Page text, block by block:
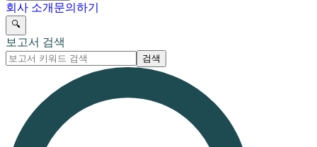
회사 소개문의하기
🔍
보고서 검색
검색